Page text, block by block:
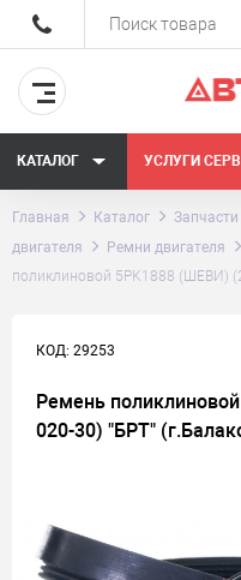
КАТАЛОГ УСЛУГИ
Главная Каталог Запчасти
двигателя
Ремни двигателя
поликлиновой 5PK1888 (ШЕВИ)
КОД: 29253
Ремень
020-30) "БРТ"